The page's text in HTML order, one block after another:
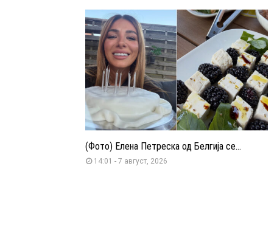
(Фото) Елена Петреска од Белгија се...
14:01 - 7 август, 2026